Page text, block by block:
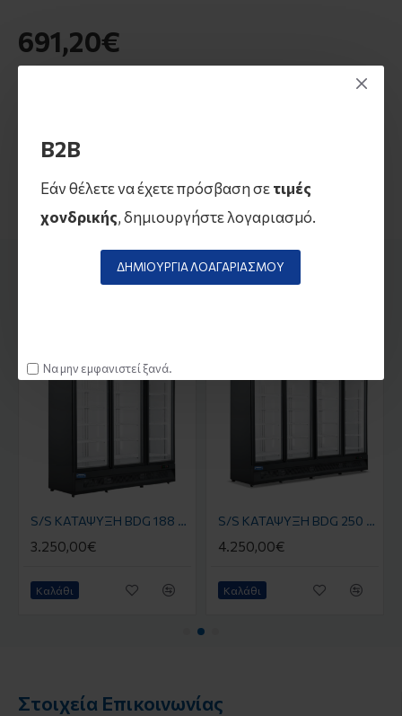
B2B
Εάν θέλετε να έχετε πρόσβαση σετιμές
χονδρικής, δημιουργήστε λογαριασμό.
ΔΗΜΙΟΥΡΓΊΑ ΛΟΑΓΑΡΙΑΣΜΟΎ
Να μην εμφανιστεί ξανά.
691,20€
S/S ΚΑΤΑΨΥΞΗ BDG 188 BT3 NO FROST PLUG IN (ΜΑΥΡΗ)
3.250,00€
Καλάθι
S/S ΚΑΤΑΨΥΞΗ BDG 250 BT4 NO FROST PLUG IN (ΜΑΥΡΗ)
4.250,00€
Καλάθι
Στοιχεία Επικοινωνίας